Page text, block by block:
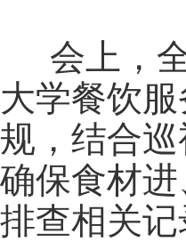
会上，
大学餐饮
规，结合
确保食材进
排查相关